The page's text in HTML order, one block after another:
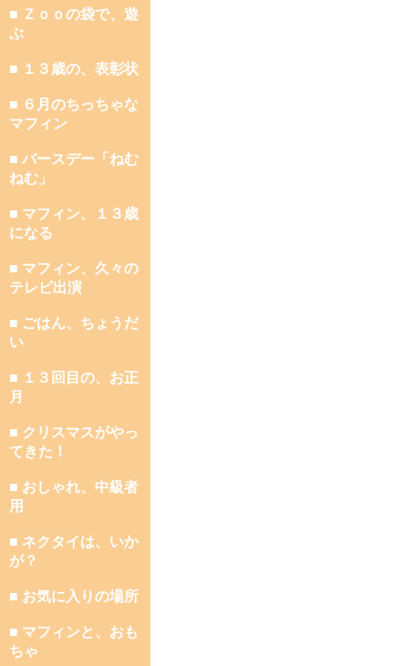
■ Ｚｏｏの袋で、遊
ぶ
■ １３歳の、表彰状
■ ６月のちっちゃな
マフィン
■ バースデー「ねむ
ねむ」
■ マフィン、１３歳
になる
■ マフィン、久々の
テレビ出演
■ ごはん、ちょうだ
い
■ １３回目の、お正
月
■ クリスマスがやっ
てきた！
■ おしゃれ、中級者
用
■ ネクタイは、いか
が？
■ お気に入りの場所
■ マフィンと、おも
ちゃ